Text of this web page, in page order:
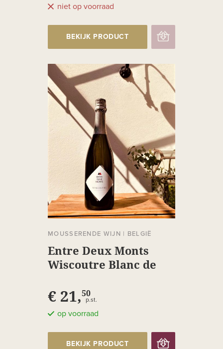
niet op voorraad
BEKIJK PRODUCT
MOUSSERENDE WIJN | BELGIË
Entre Deux Monts
Wiscoutre Blanc de
€ 21,50
p.st.
op voorraad
BEKIJK PRODUCT